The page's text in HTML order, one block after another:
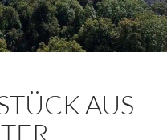
AUS